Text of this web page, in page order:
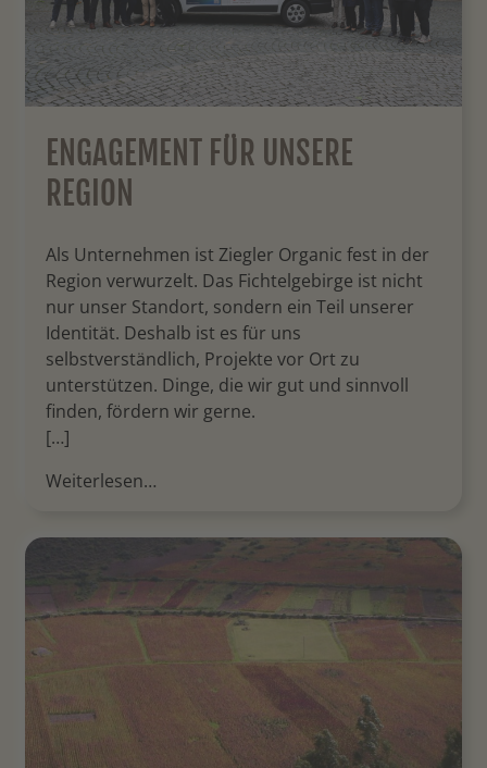
ENGAGEMENT FÜR UNSERE
REGION
Als Unternehmen ist Ziegler Organic fest in der
Region verwurzelt. Das Fichtelgebirge ist nicht
nur unser Standort, sondern ein Teil unserer
Identität. Deshalb ist es für uns
selbstverständlich, Projekte vor Ort zu
unterstützen. Dinge, die wir gut und sinnvoll
finden, fördern wir gerne.
[…]
Weiterlesen…